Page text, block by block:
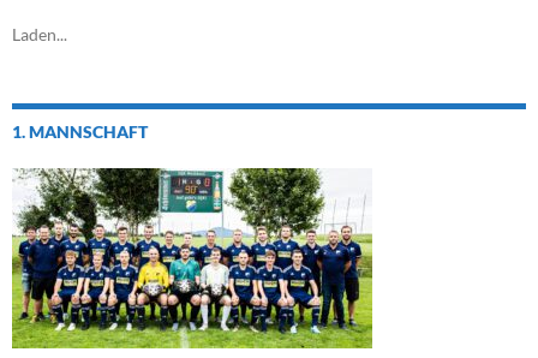
Laden...
1. MANNSCHAFT